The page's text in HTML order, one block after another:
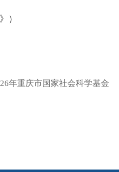
）
年重庆市国家社会科学基金